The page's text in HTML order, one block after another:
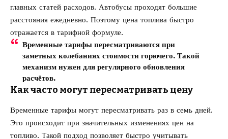
главных статей расходов. Автобусы проходят большие
расстояния ежедневно. Поэтому цена топлива быстро
отражается в тарифной формуле.
Временные тарифы пересматриваются при
заметных колебаниях стоимости горючего. Такой
механизм нужен для регулярного обновления
расчётов.
Как часто могут пересматривать цену
Временные тарифы могут пересматривать раз в семь дней.
Это происходит при значительных изменениях цен на
топливо. Такой подход позволяет быстро учитывать